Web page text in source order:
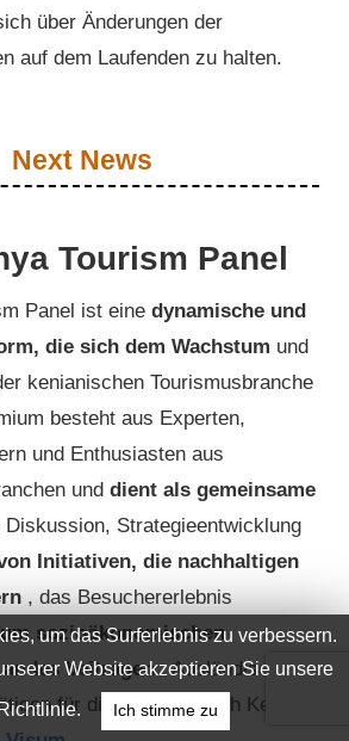
über Änderungen der
auf dem Laufenden zu halten.
Next News
Tourism Panel
Panel ist eine dynamische und
die sich dem Wachstum und
kenianischen Tourismusbranche
besteht aus Experten,
und Enthusiasten aus
und dient als gemeinsame
Diskussion, Strategieentwicklung
Initiativen, die nachhaltigen
, das Besuchererlebnis
sozioökonomischen
beitragen. Ausländische
für die Einreise nach Kenia
um das Surferlebnis zu verbessern.
Website akzeptieren Sie unsere
Ich stimme zu